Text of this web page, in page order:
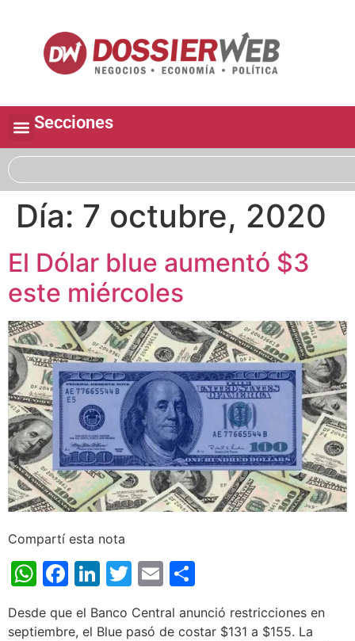
Secciones
Día: 7 octubre, 2020
El Dólar blue aumentó $3
este miércoles
Compartí esta nota
WhatsApp
Facebook
LinkedIn
Twitter
Email
Desde que el Banco Central anunció restricciones en
septiembre, el Blue pasó de costar $131 a $155. La